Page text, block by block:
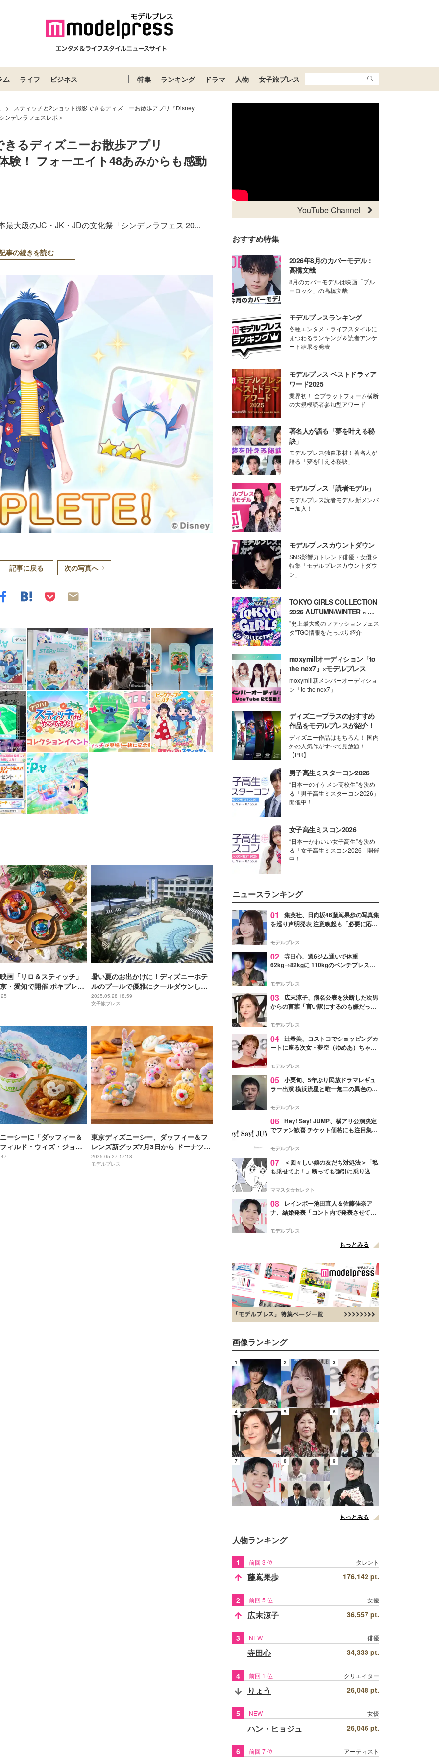
ム ライフ ビジネス 特集 ランキング ドラマ 人物 女子旅プレス
>
スティッチと2ショット撮影できるディズニーお散歩アプリ『Disney
ンデレラフェスレポ＞
るディズニーお散歩アプリ
験！ フォーエイト48あみからも感動
大級のJC・JK・JDの文化祭「シンデレラフェス 20...
事の続きを読む
記事に戻る 次の写真へ
画「リロ＆スティッチ」
・愛知で開催 ポキプレー
キなど夏気分のカラフル
暑い夏のお出かけに！ディズニーホテ
ルのプールで優雅にクールダウンしよ
う
2025.05.28 18:59
女子旅プレス
ーシーに「ダッフィー＆
ィルド・ウィズ・ジョ
ュー スイーツ＆セットが
東京ディズニーシー、ダッフィー＆フ
レンズ新グッズ7月3日から ドーナツに
抱きつくぬいぐるみバッジやTシャツ等
2025.05.27 17:18
モデルプレス
YouTube Channel
おすすめ特集
2026年8月のカバーモデル：
高橋文哉
8月のカバーモデルは映画「ブル
ーロック」の高橋文哉
モデルプレスランキング
各種エンタメ・ライフスタイルに
まつわるランキング＆読者アンケ
ート結果を発表
モデルプレス ベストドラマア
ワード2025
業界初！ 全プラットフォーム横断
の大規模読者参加型アワード
著名人が語る「夢を叶える秘
訣」
モデルプレス独自取材！著名人が
語る「夢を叶える秘訣」
モデルプレス「読者モデル」
モデルプレス読者モデル 新メンバ
ー加入！
モデルプレスカウントダウン
SNS影響力トレンド俳優・女優を
特集「モデルプレスカウントダウ
ン」
TOKYO GIRLS COLLECTION
2026 AUTUMN/WINTER × モ
デルプレス
"史上最大級のファッションフェス
タ"TGC情報をたっぷり紹介
moxymillオーディション「to
the nex7」×モデルプレス
moxymill新メンバーオーディショ
ン「to the nex7」
ディズニープラスのおすすめ
作品をモデルプレスが紹介！
ディズニー作品はもちろん！ 国内
外の人気作がすべて見放題！
【PR】
男子高生ミスターコン2026
“日本一のイケメン高校生”を決め
る「男子高生ミスターコン2026」
開催中！
女子高生ミスコン2026
“日本一かわいい女子高生”を決め
る「女子高生ミスコン2026」開催
中！
ニュースランキング
01
集英社、日向坂46藤嶌果歩の写真集
を巡り声明発表 注意喚起も「必要に応じ
モデルプレス
02 寺田心、週6ジム通いで体重
62kg→82kgに 110kgのベンチプレス持
「かっこいい」と反響
モデルプレス
03
広末涼子、病名公表を決断した次男
からの言葉「言い訳にするのも嫌だっ
モデルプレス
04 辻希美、コストコでショッピングカ
ートに座る次女・夢空（ゆめあ）ちゃん
ぎ」「成長を感じる」の声
モデルプレス
05 小栗旬、5年ぶり民放ドラマレギュ
ラー出演 横浜流星と唯一無二の異色のバ
モデルプレス
06 Hey! Say! JUMP、横アリ公演決定
でファン歓喜 チケット価格にも注目集ま
モデルプレス
07
＜図々しい娘の友だち対処法＞「私
も乗せてよ！」断っても強引に乗り込ん
ママスタ☆セレクト
08
レインボー池田直人＆佐藤佳奈ア
ナ、結婚発表「コント内で発表させてい
点変更のため
モデルプレス
もっとみる
画像ランキング
1 2 3
4 5 6
7 8 9
もっとみる
人物ランキング
1 前回 3 位 タレント
藤嶌果歩 176,142 pt.
2 前回 5 位 女優
広末涼子 36,557 pt.
3 NEW 俳優
寺田心 34,333 pt.
4 前回 1 位 クリエイター
りょう 26,048 pt.
5 NEW 女優
ハン・ヒョジュ 26,046 pt.
6 前回 7 位 アーティスト